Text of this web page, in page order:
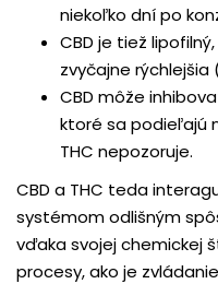
niekoľko dní po
CBD je tiež
zvyčajne rýchlejšia
CBD môže
ktoré sa podieľajú
THC nepozoruje.
CBD a THC teda
systémom odlišným
vďaka svojej chemickej
procesy, ako je